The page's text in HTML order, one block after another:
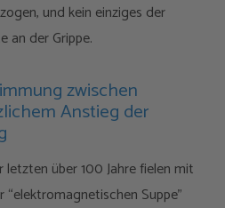
und kein einziges der
an der Grippe.
zwischen
Anstieg der
über 100 Jahre fielen mit
Suppe”